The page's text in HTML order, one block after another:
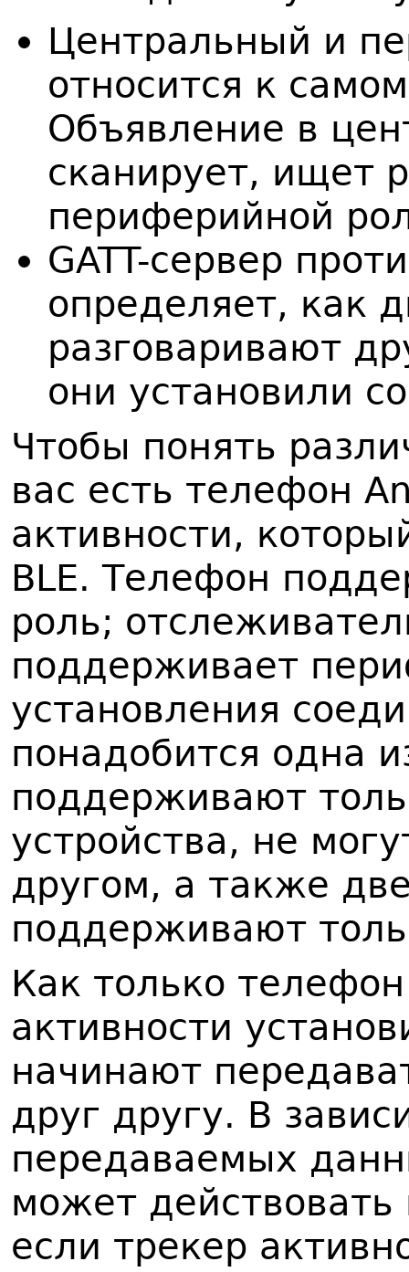
Центральный и
относится к
Объявление в
сканирует, ищет
периферийной
GATT-сервер
определяет, как
разговаривают
они установили
Чтобы понять
вас есть телефон
активности,
BLE. Телефон
роль;
поддерживает
установления
понадобится одна
поддерживают
устройства, не
другом, а также
поддерживают
Как только
активности
начинают
друг другу. В
передаваемых
может
если трекер